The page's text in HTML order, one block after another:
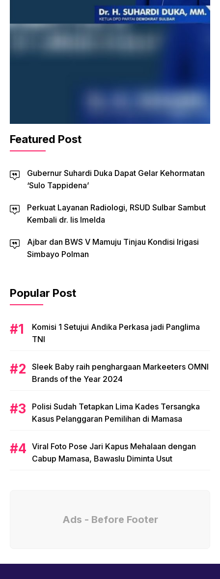
Featured Post
Gubernur Suhardi Duka Dapat Gelar Kehormatan
‘Sulo Tappidena’
Perkuat Layanan Radiologi, RSUD Sulbar Sambut
Kembali dr. Iis Imelda
Ajbar dan BWS V Mamuju Tinjau Kondisi Irigasi
Simbayo Polman
Popular Post
Komisi 1 Setujui Andika Perkasa jadi Panglima
TNI
Sleek Baby raih penghargaan Markeeters OMNI
Brands of the Year 2024
Polisi Sudah Tetapkan Lima Kades Tersangka
Kasus Pelanggaran Pemilihan di Mamasa
Viral Foto Pose Jari Kapus Mehalaan dengan
Cabup Mamasa, Bawaslu Diminta Usut
Ads - Before Footer